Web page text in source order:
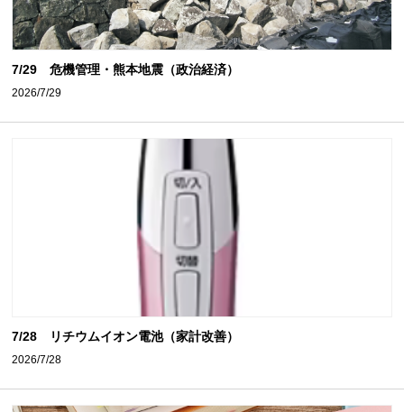
7/29 危機管理・熊本地震（政治経済）
2026/7/29
7/28 リチウムイオン電池（家計改善）
2026/7/28